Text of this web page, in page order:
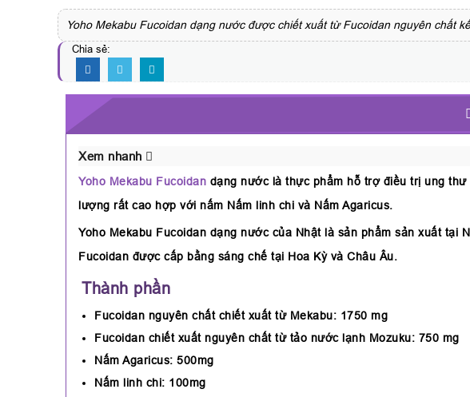
Yoho Mekabu Fucoidan dạng nước được chiết xuất từ Fucoidan nguyên chất
Chia sẻ:
Xem nhanh
Yoho Mekabu Fucoidan dạng nước là thực phẩm hỗ trợ điều trị ung
lượng rất cao hợp với nấm Nấm linh chi và Nấm Agaricus.
Yoho Mekabu Fucoidan dạng nước của Nhật là sản phẩm sản xuất tại
Fucoidan được cấp bằng sáng chế tại Hoa Kỳ và Châu Âu.
Thành phần
Fucoidan nguyên chất chiết xuất từ Mekabu: 1750 mg
Fucoidan chiết xuất nguyên chất từ tảo nước lạnh Mozuku: 750 mg
Nấm Agaricus: 500mg
Nấm linh chi: 100mg